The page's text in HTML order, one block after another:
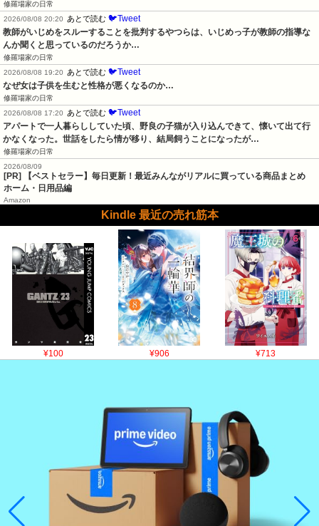
修羅場家の日常
2026/08/08 20:20
あとで読む 🐦Tweet
教師がいじめをスルーすることを批判するやつらは、いじめっ子が教師の指導な
んか聞くと思っているのだろうか…
修羅場家の日常
2026/08/08 19:20
あとで読む 🐦Tweet
なぜ女は子供を生むと性格が悪くなるのか…
修羅場家の日常
2026/08/08 17:20
あとで読む 🐦Tweet
アパートで一人暮らししていた頃、野良の子猫が入り込んできて、懐いて出て行
かなくなった。世話をしたら情が移り、結局飼うことになったが…
修羅場家の日常
2026/08/09
[PR] 【ベストセラー】毎日更新！最近みんながリアルに買っている商品まとめ
ホーム・日用品編
Amazon
Kindle 最近の売れ筋本
¥100 ¥906 ¥713